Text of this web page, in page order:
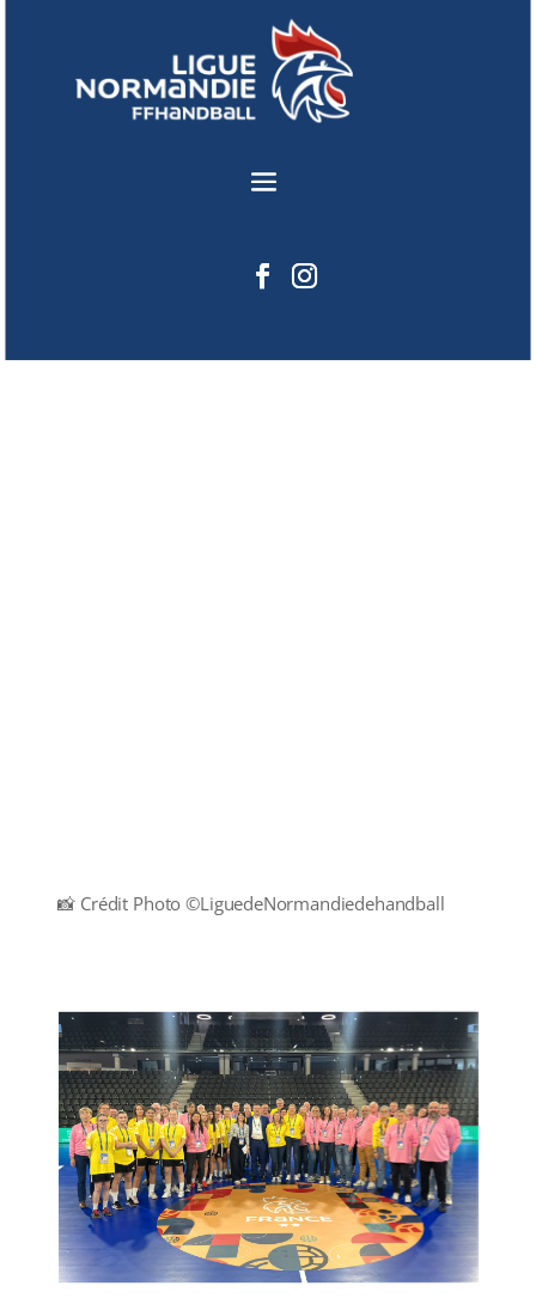
📸 Crédit Photo ©LiguedeNormandiedehandball